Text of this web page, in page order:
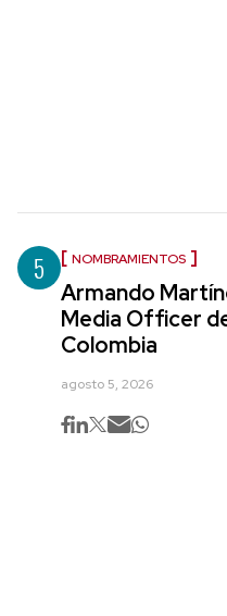
5 NOMBRAMIENTOS
Armando
Media Officer
Colombia
agosto 5, 2026